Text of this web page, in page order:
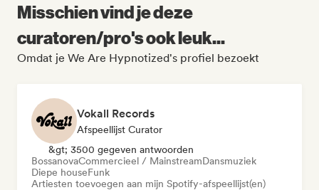
Misschien vind je deze
curatoren/pro's ook leuk...
Omdat je We Are Hypnotized's profiel bezoekt
Vokall Records
Afspeellijst Curator
&gt; 3500 gegeven antwoorden
BossanovaCommercieel / MainstreamDansmuziek
Diepe houseFunk
Artiesten toevoegen aan mijn Spotify-afspeellijst(en)